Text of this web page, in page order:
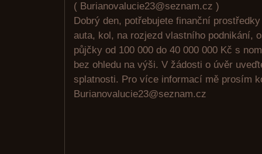
( Burianovalucie23@seznam.cz )
Dobrý den, potřebujete finanční
auta, kol, na rozjezd vlastního podnikání,
půjčky od 100 000 do 40 000 000 Kč s
bez ohledu na výši. V žádosti o úvěr
splatnosti. Pro více informací mě prosím
Burianovalucie23@seznam.cz